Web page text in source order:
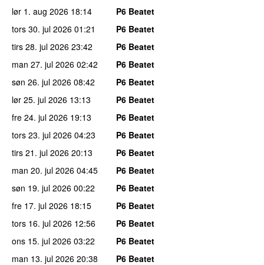
lør 1. aug 2026 18:14
P6 Beatet
tors 30. jul 2026 01:21
P6 Beatet
tirs 28. jul 2026 23:42
P6 Beatet
man 27. jul 2026 02:42
P6 Beatet
søn 26. jul 2026 08:42
P6 Beatet
lør 25. jul 2026 13:13
P6 Beatet
fre 24. jul 2026 19:13
P6 Beatet
tors 23. jul 2026 04:23
P6 Beatet
tirs 21. jul 2026 20:13
P6 Beatet
man 20. jul 2026 04:45
P6 Beatet
søn 19. jul 2026 00:22
P6 Beatet
fre 17. jul 2026 18:15
P6 Beatet
tors 16. jul 2026 12:56
P6 Beatet
ons 15. jul 2026 03:22
P6 Beatet
man 13. jul 2026 20:38
P6 Beatet